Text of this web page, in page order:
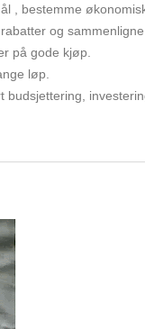
, bestemme
og sammenligne
på gode kjøp.
løp.
budsjettering,